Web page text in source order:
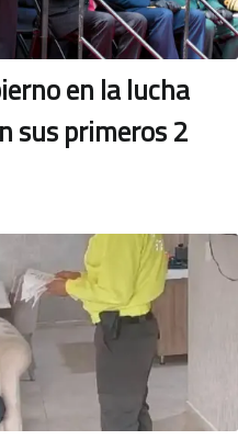
en la lucha
sus primeros 2